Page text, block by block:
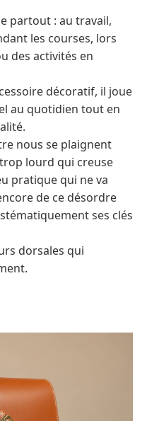
partout : au travail,
les courses, lors
des activités en
décoratif, il joue
au quotidien tout en
nous se plaignent
lourd qui creuse
pratique qui ne va
de ce désordre
ses clés
dorsales qui